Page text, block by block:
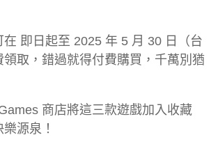
即日起至 2025 年 5 月 30 日（台
領取，錯過就得付費購買，千萬別猶
商店將這三款遊戲加入收藏
源泉！